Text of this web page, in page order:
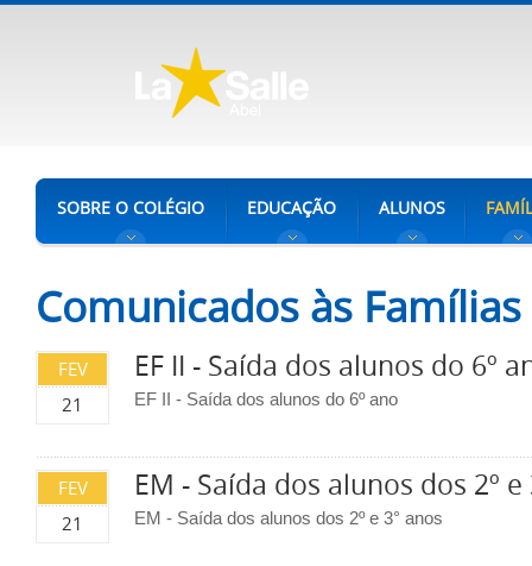
SOBRE O COLÉGIO EDUCAÇÃO ALUNOS
Comunicados às Famílias
FEV
21
EF II - Saída dos alunos do 6º
EF II - Saída dos alunos do 6º ano
FEV
21
EM - Saída dos alunos dos 2º e
EM - Saída dos alunos dos 2º e 3° anos